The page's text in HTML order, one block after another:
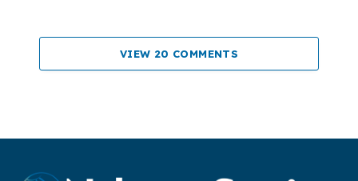
VIEW 20 COMMENTS